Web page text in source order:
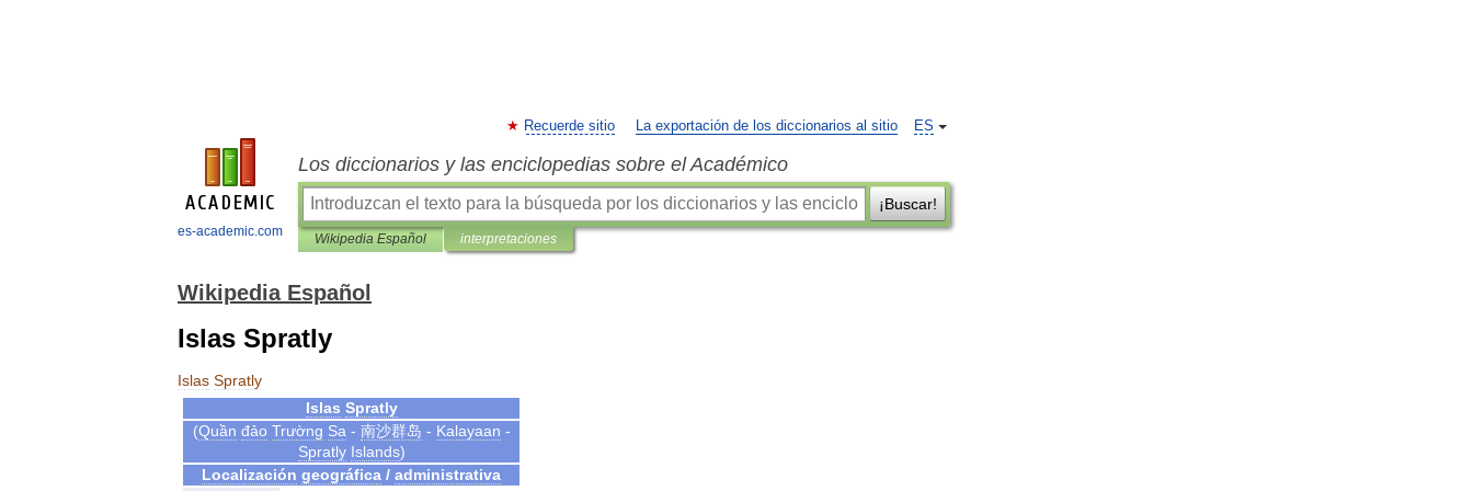
es-academic.com
ES
Recuerde sitio La exportación de los diccionarios al sitio
Los diccionarios y las enciclopedias sobre el Académico
¡Buscar!
Wikipedia Español interpretaciones
Wikipedia Español
Islas Spratly
Islas Spratly
Islas Spratly
(Quần đảo Trường Sa - 南沙群岛 - Kalayaan -
Spratly Islands)
Localización geográfica / administrativa